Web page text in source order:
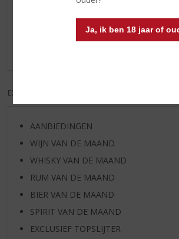
Ja, ik ben 18 jaar of
Reviews
Schrijf een review
EXCL. BTW
AANBIEDINGEN
WIJN VAN DE MAAND
WHISKY VAN DE MAAND
RUM VAN DE MAAND
BIER VAN DE MAAND
SPIRIT VAN DE MAAND
EXCLUSIEF TOPSLIJTER